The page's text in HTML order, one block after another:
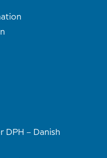
DPH – Danish